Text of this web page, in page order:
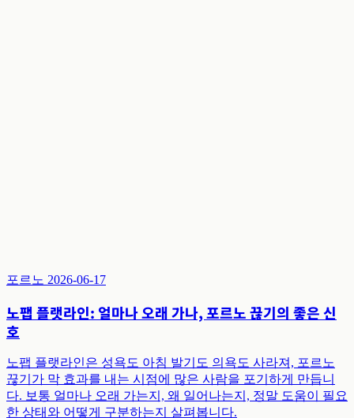
포르노 2026-06-17
노팹 플랫라인: 얼마나 오래 가나, 포르노 끊기의 좋은 신
호
노팹 플랫라인은 성욕도 아침 발기도 의욕도 사라져, 포르노
끊기가 막 효과를 내는 시점에 많은 사람을 포기하게 만듭니
다. 보통 얼마나 오래 가는지, 왜 일어나는지, 정말 도움이 필요
한 상태와 어떻게 구분하는지 살펴봅니다.